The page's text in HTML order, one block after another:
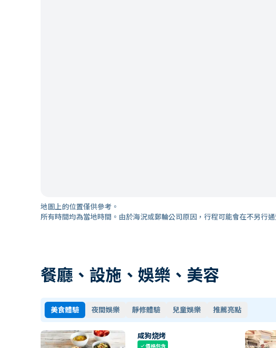
地圖上的位置僅供參考。
所有時間均為當地時間。由於海況或郵輪公司原因，行程可能會在不另行通
餐廳、設施、娛樂、美容
美食體驗 夜間娛樂 靜修體驗 兒童娛樂 推薦亮點
咸狗烧烤
check價格包含